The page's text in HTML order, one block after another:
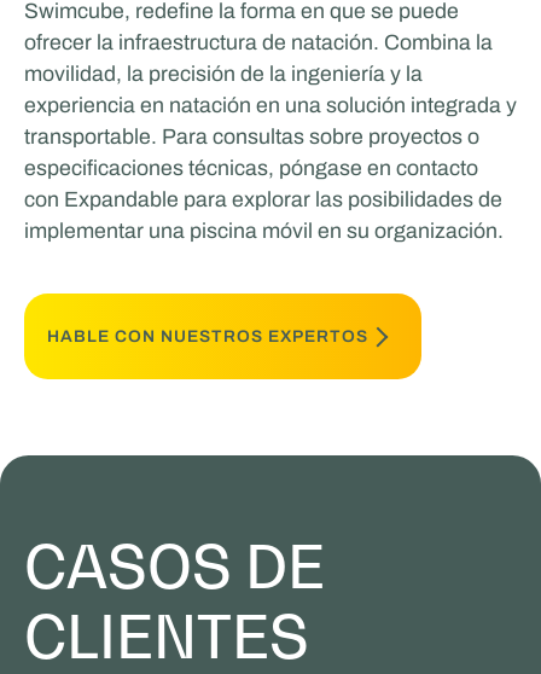
Swimcube, redefine la forma en que se puede
ofrecer la infraestructura de natación. Combina la
movilidad, la precisión de la ingeniería y la
experiencia en natación en una solución integrada y
transportable. Para consultas sobre proyectos o
especificaciones técnicas, póngase en contacto
con Expandable para explorar las posibilidades de
implementar una piscina móvil en su organización.
HABLE CON NUESTROS EXPERTOS
CASOS DE
CLIENTES